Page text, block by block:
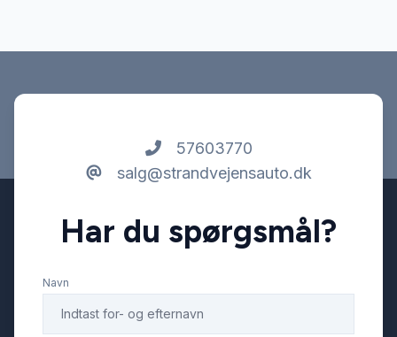
57603770
salg@strandvejensauto.dk
Har du spørgsmål?
Navn